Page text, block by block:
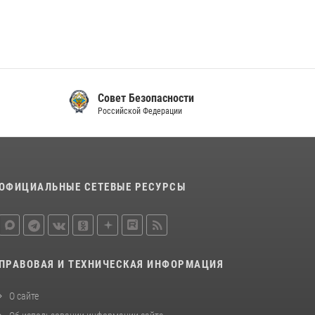
Совет Безопасности
Российской Федерации
СЕТЕВЫЕ РЕСУРСЫ
ПРАВОВАЯ И ТЕХНИЧЕСКАЯ ИНФОРМАЦИЯ
О сайте